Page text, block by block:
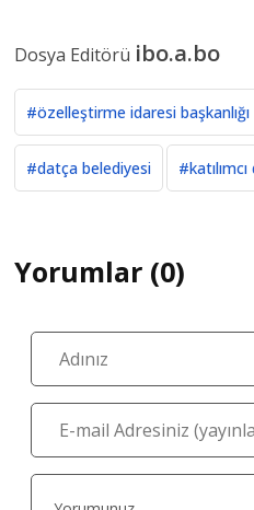
Dosya Editörü ibo.a.bo
#özelleştirme idaresi başkanlığı
#datça belediyesi
Yorumlar (0)